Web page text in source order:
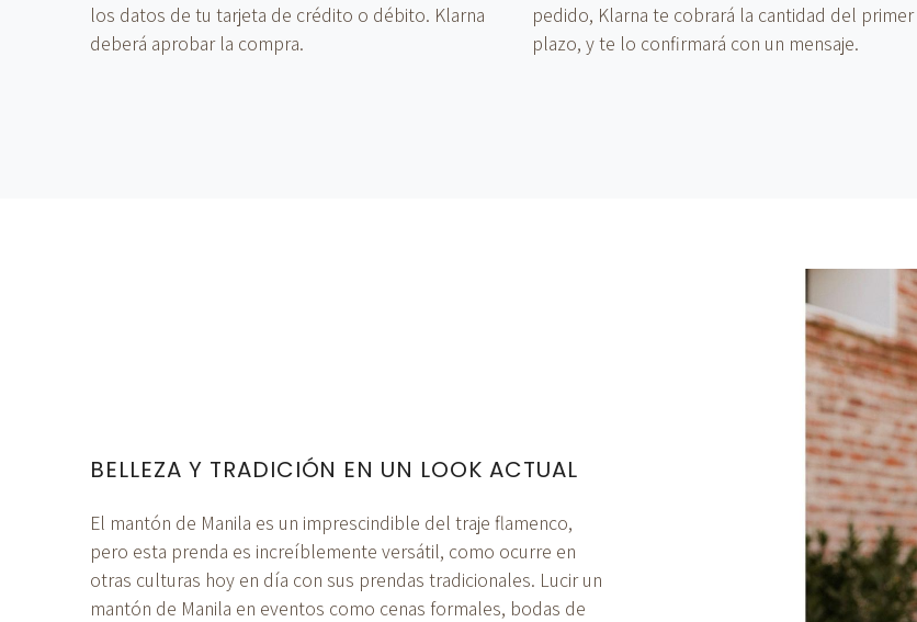
los datos de tu tarjeta de crédito o débito. Klarna
deberá aprobar la compra.
pedido, Klarna te cobrará la cantidad del primer
plazo, y te lo confirmará con un mensaje.
BELLEZA Y TRADICIÓN EN UN LOOK ACTUAL
El mantón de Manila es un imprescindible del traje flamenco,
pero esta prenda es increíblemente versátil, como ocurre en
otras culturas hoy en día con sus prendas tradicionales. Lucir un
mantón de Manila en eventos como cenas formales, bodas de